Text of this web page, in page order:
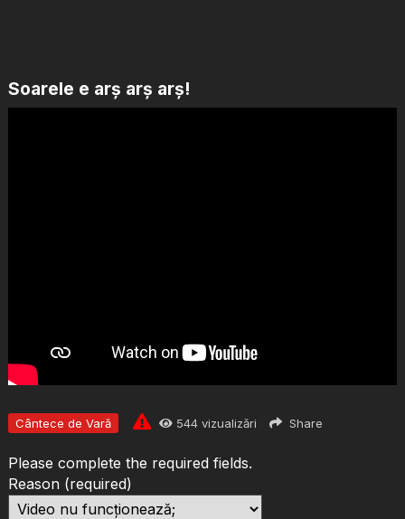
Soarele e arș arș arș!
Cântece de Vară 544vizualizări Share
Please complete the required fields.
Reason (required)